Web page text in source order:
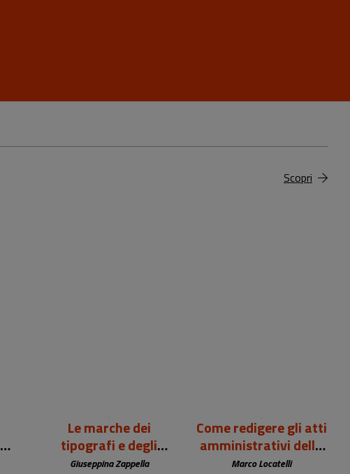
Scopri
Le marche dei
tipografi e degli
editori europei (sec.
Giuseppina Zappella
Come redigere gli atti
amministrativi della
biblioteca
Marco Locatelli